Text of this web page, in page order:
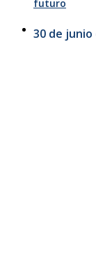
futuro
30 de junio